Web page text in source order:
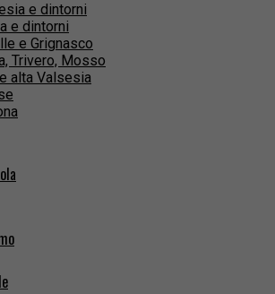
e dintorni
e dintorni
e Grignasco
Trivero, Mosso
alta Valsesia